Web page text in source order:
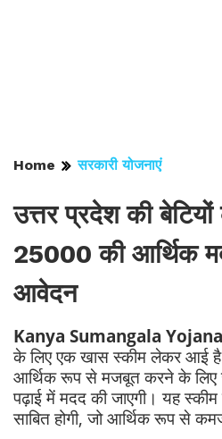
Home सरकारी योजनाएं
उत्तर प्रदेश की बेटियों
25000 की आर्थिक
आवेदन
Kanya Sumangala
के लिए एक खास स्कीम लेकर आई
आर्थिक रूप से मजबूत करने के
पढ़ाई में मदद की जाएगी। यह
साबित होगी, जो आर्थिक रूप से